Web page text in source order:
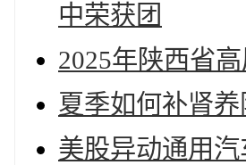
中荣获团
2025年陕西省
夏季如何补肾
美股异动通用